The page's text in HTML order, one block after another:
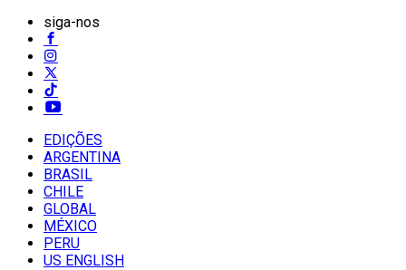
siga-nos
EDIÇÕES
ARGENTINA
BRASIL
CHILE
GLOBAL
MÉXICO
PERU
US ENGLISH